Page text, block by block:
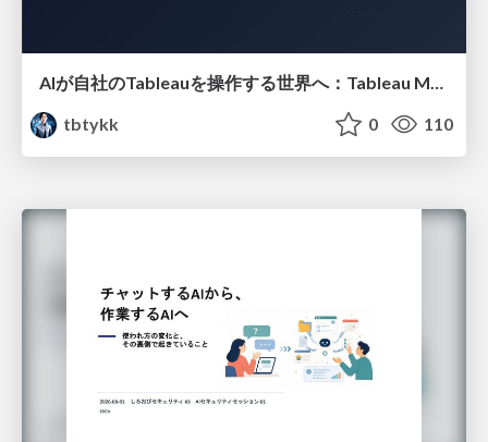
AIが自社のTableauを操作する世界へ：Tableau MCP超入門
tbtykk
0 110